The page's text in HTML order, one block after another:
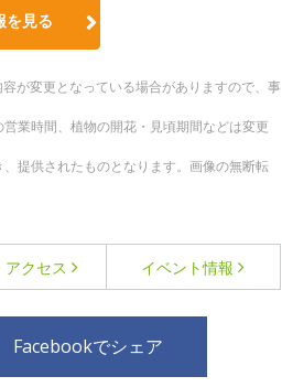
を見る
が変更となっている場合がありますので、事
業時間、植物の開花・見頃期間などは変更
提供されたものとなります。画像の無断転
アクセス イベント情報
Facebookでシェア